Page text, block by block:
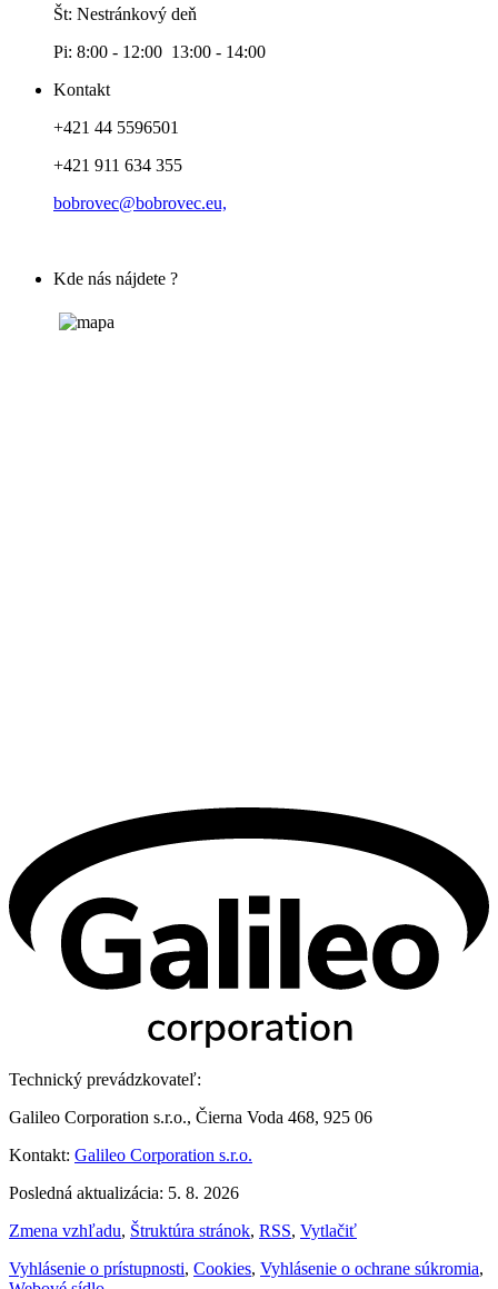
Št: Nestránkový deň
Pi: 8:00 - 12:00 13:00 - 14:00
Kontakt
+421 44 5596501
+421 911 634 355
bobrovec@bobrovec.eu,
Kde nás nájdete ?
Technický prevádzkovateľ:
Galileo Corporation s.r.o., Čierna Voda 468, 925 06
Kontakt: Galileo Corporation s.r.o.
Posledná aktualizácia: 5. 8. 2026
Zmena vzhľadu, Štruktúra stránok, RSS, Vytlačiť
Vyhlásenie o prístupnosti, Cookies, Vyhlásenie o ochrane súkromia,